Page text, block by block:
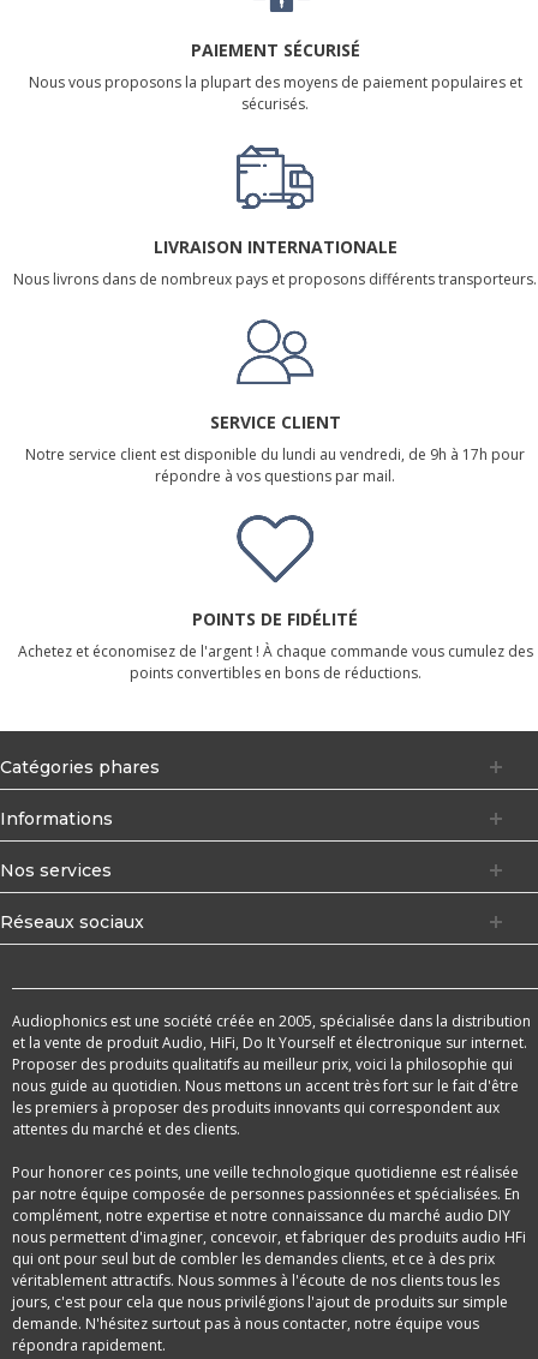
PAIEMENT SÉCURISÉ
Nous vous proposons la plupart des moyens de paiement populaires et
sécurisés.
LIVRAISON INTERNATIONALE
Nous livrons dans de nombreux pays et proposons différents transporteurs.
SERVICE CLIENT
Notre service client est disponible du lundi au vendredi, de 9h à 17h pour
répondre à vos questions par mail.
POINTS DE FIDÉLITÉ
Achetez et économisez de l'argent ! À chaque commande vous cumulez des
points convertibles en bons de réductions.
Catégories phares
Informations
Nos services
Réseaux sociaux
Audiophonics est une société créée en 2005, spécialisée dans la distribution
et la vente de produit Audio, HiFi, Do It Yourself et électronique sur internet.
Proposer des produits qualitatifs au meilleur prix, voici la philosophie qui
nous guide au quotidien. Nous mettons un accent très fort sur le fait d'être
les premiers à proposer des produits innovants qui correspondent aux
attentes du marché et des clients.
Pour honorer ces points, une veille technologique quotidienne est réalisée
par notre équipe composée de personnes passionnées et spécialisées. En
complément, notre expertise et notre connaissance du marché audio DIY
nous permettent d'imaginer, concevoir, et fabriquer des produits audio HFi
qui ont pour seul but de combler les demandes clients, et ce à des prix
véritablement attractifs. Nous sommes à l'écoute de nos clients tous les
jours, c'est pour cela que nous privilégions l'ajout de produits sur simple
demande. N'hésitez surtout pas à nous contacter, notre équipe vous
répondra rapidement.